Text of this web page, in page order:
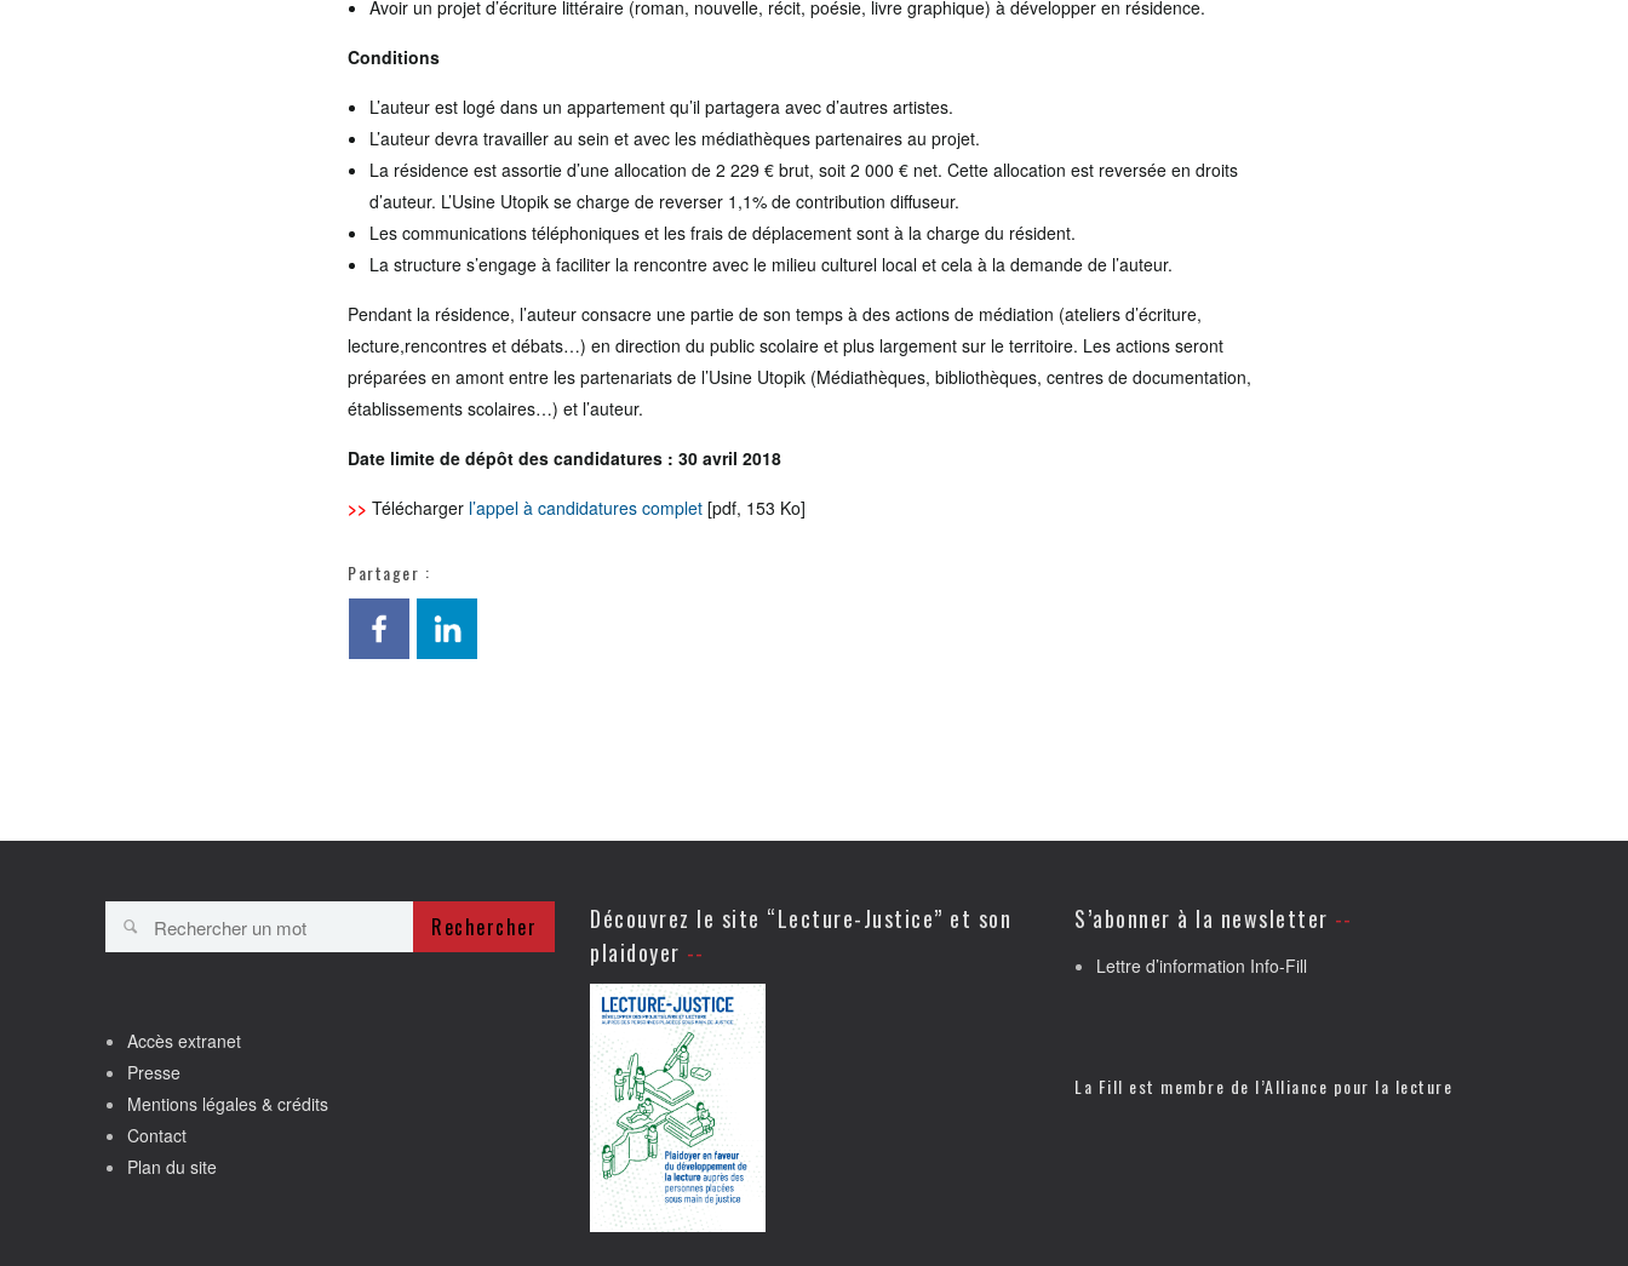
Avoir un projet d’écriture littéraire (roman, nouvelle, récit, poésie, livre graphique) à développer en résidence.
Conditions
L’auteur est logé dans un appartement qu’il partagera avec d’autres artistes.
L’auteur devra travailler au sein et avec les médiathèques partenaires au projet.
La résidence est assortie d’une allocation de 2 229 € brut, soit 2 000 € net. Cette allocation est reversée en droits
d’auteur. L’Usine Utopik se charge de reverser 1,1% de contribution diffuseur.
Les communications téléphoniques et les frais de déplacement sont à la charge du résident.
La structure s’engage à faciliter la rencontre avec le milieu culturel local et cela à la demande de l’auteur.
Pendant la résidence, l’auteur consacre une partie de son temps à des actions de médiation (ateliers d’écriture,
lecture,rencontres et débats…) en direction du public scolaire et plus largement sur le territoire. Les actions seront
préparées en amont entre les partenariats de l’Usine Utopik (Médiathèques, bibliothèques, centres de documentation,
établissements scolaires…) et l’auteur.
Date limite de dépôt des candidatures : 30 avril 2018
>> Télécharger l’appel à candidatures complet [pdf, 153 Ko]
Partager :
Rechercher
Accès extranet
Presse
Mentions légales & crédits
Contact
Plan du site
Découvrez le site “Lecture-Justice” et son
plaidoyer
S’abonner à la newsletter
Lettre d’information Info-Fill
La Fill est membre de l’Alliance pour la lecture